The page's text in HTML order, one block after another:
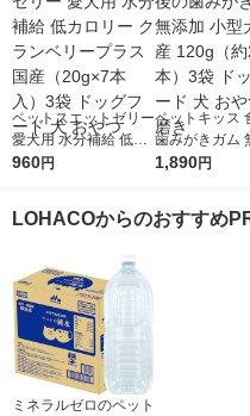
ペットスエットゼリー
愛犬用 水分補給 低カ
ロリー クランベリー
ド 犬 おやつ
960円
ペットキッス
歯みがきガム
小型犬用 国産
き
1,890円
LOHACOからのおすすめ
ミネラルゼロのペット